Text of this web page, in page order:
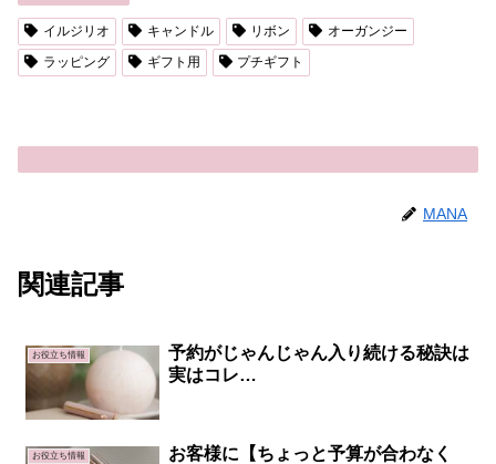
イルジリオ キャンドル リボン
オーガンジー
ラッピング
ギフト用 プチギフト
MANA
関連記事
お役立ち情報
予約がじゃんじゃん入り続ける秘訣は
実はコレ…
お役立ち情報
お客様に【ちょっと予算が合わなく